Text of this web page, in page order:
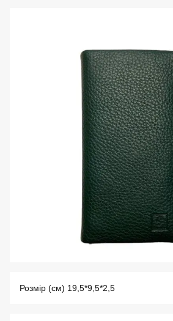
Розмір (см) 19,5*9,5*2,5